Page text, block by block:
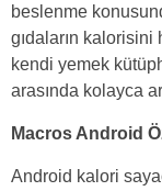
beslenme
gıdaların
kendi yemek
arasında kolayca
Macros Android
Android kalori